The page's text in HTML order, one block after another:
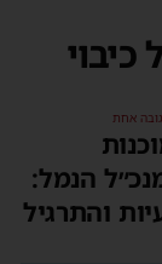
אחת
הנמל:
והתרגיל